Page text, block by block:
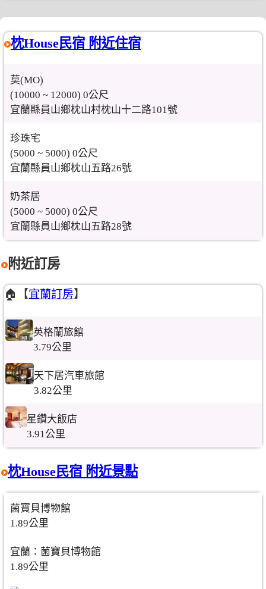
枕House民宿 附近住宿
莫(MO)
(10000 ~ 12000) 0公尺
宜蘭縣員山鄉枕山村枕山十二路101號
珍珠宅
(5000 ~ 5000) 0公尺
宜蘭縣員山鄉枕山五路26號
奶茶居
(5000 ~ 5000) 0公尺
宜蘭縣員山鄉枕山五路28號
附近訂房
🏠【宜蘭訂房】
英格蘭旅館
3.79公里
天下居汽車旅館
3.82公里
星鑽大飯店
3.91公里
枕House民宿 附近景點
菌寶貝博物館
1.89公里
宜蘭：菌寶貝博物館
1.89公里